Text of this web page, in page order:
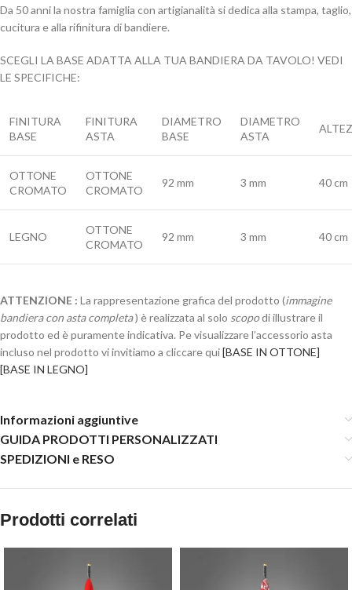
Da 50 anni la nostra famiglia con artigianalità si dedica alla stampa, taglio,
cucitura e alla rifinitura di bandiere.
SCEGLI LA BASE ADATTA ALLA TUA BANDIERA DA TAVOLO! VEDI
LE SPECIFICHE:
FINITURA
BASE
FINITURA
ASTA
DIAMETRO
BASE
DIAMETRO
ASTA
OTTONE
CROMATO
OTTONE
CROMATO
92 mm 3 mm 40 cm
LEGNO
OTTONE
CROMATO
92 mm 3 mm 40 cm
ATTENZIONE : La rappresentazione grafica del prodotto (immagine
bandiera con asta completa) è realizzata al solo scopodi illustrare il
prodotto ed è puramente indicativa. Pe visualizzare l’accessorio asta
incluso nel prodotto vi invitiamo a cliccare qui[BASE IN OTTONE]
[BASE IN LEGNO]
Informazioni aggiuntive
GUIDA PRODOTTI PERSONALIZZATI
SPEDIZIONI e RESO
Prodotti correlati